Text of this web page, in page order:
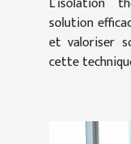
solution
et valoriser
cette